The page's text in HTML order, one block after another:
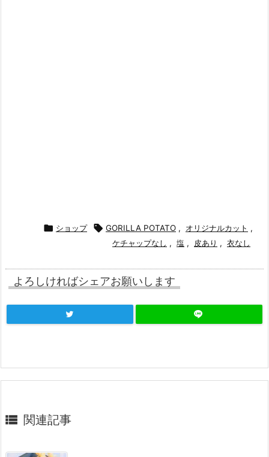
 ショップ  GORILLA POTATO , オリジナルカット ,
ケチャップなし , 塩 , 皮あり , 衣なし
よろしければシェアお願いします
 関連記事